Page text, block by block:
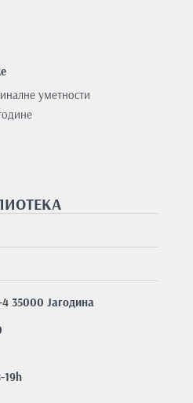
уметности
35000 Јагодина
19h